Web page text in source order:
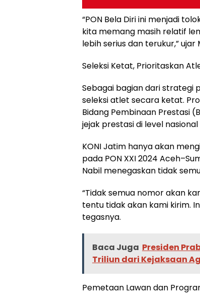
“PON Bela Diri ini menjadi
kita memang masih relatif
lebih serius dan terukur,” ujar
Seleksi Ketat, Prioritaskan
Sebagai bagian dari strategi
seleksi atlet secara ketat.
Bidang Pembinaan Prestasi
jejak prestasi di level
KONI Jatim hanya akan
pada PON XXI 2024
Nabil menegaskan tidak
“Tidak semua nomor akan
tentu tidak akan kami kirim.
tegasnya.
Baca Juga Presiden
Triliun dari Kejaksaan
Pemetaan Lawan dan